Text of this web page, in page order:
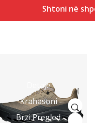
Shtoni në
Detaje
Krahasoni
Brzi Pregled